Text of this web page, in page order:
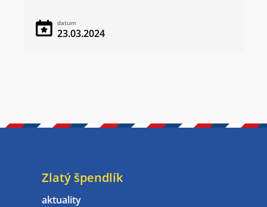
datum
23.03.2024
Zlatý špendlík
aktuality